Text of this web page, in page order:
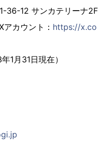
36-12 サンカテリーナ2F
カウント： https://x.co
1月31日現在）